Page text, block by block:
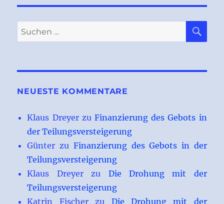
Suchen
nach:
NEUESTE KOMMENTARE
Klaus DreyerzuFinanzierung des Gebots in
der Teilungsversteigerung
Günter zu Finanzierung des Gebots in der
Teilungsversteigerung
Klaus Dreyerzu Die Drohung mit der
Teilungsversteigerung
Katrin Fischerzu Die Drohung mit der